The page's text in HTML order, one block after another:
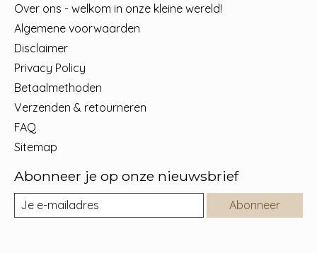
Over ons - welkom in onze kleine wereld!
Algemene voorwaarden
Disclaimer
Privacy Policy
Betaalmethoden
Verzenden & retourneren
FAQ
Sitemap
Abonneer je op onze nieuwsbrief
Abonneer